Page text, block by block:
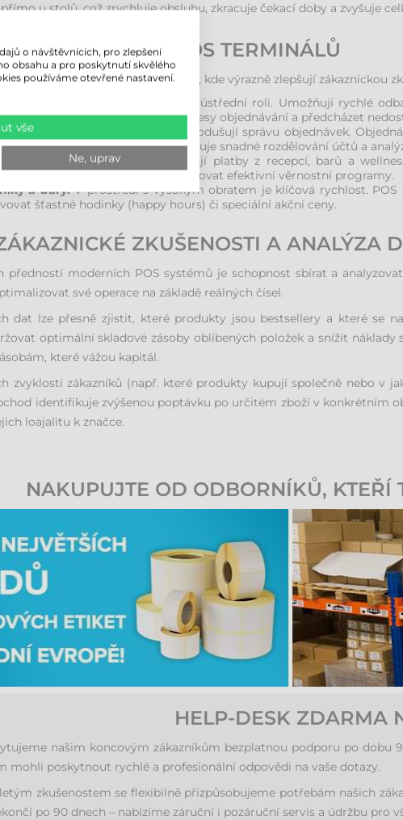
u stolů, což zrychluje obsluhu, zkracuje čekací doby a zvyšuje
VYUŽITÍ POS TERMINÁLŮ
uplatnění v mnoha odvětvích, kde výrazně zlepšují zákaznickou
V prodejnách hrají POS systémy ústřední roli. Umožňují rychlé
manažerům optimalizovat procesy objednávání a předcházet
V restauracích a kavárnách zjednodušují správu objednávek.
chyby. Systém také umožňuje snadné rozdělování účtů a
terminály v hotelech propojují platby z recepcí, barů a
preference hostů a budovat efektivní věrnostní programy.
a bary:V prostředí s vysokým obratem je klíčová rychlost.
šťastné hodinky (happy hours) či speciální akční ceny.
ZKUŠENOSTI A ANALÝZA
předností moderních POS systémů je schopnost sbírat a
své operace na základě reálných čísel.
dat lze přesně zjistit, které produkty jsou bestsellery a které se
optimální skladové zásoby oblíbených položek a snížit
které vážou kapitál.
zvyklostí zákazníků (např. které produkty kupují společně nebo v
identifikuje zvýšenou poptávku po určitém zboží v konkrétním
loajalitu k značce.
NAKUPUJTE OD ODBORNÍKŮ, KTEŘÍ
HELP-DESK ZDARMA
našim koncovým zákazníkům bezplatnou podporu po dobu
mohli poskytnout rychlé a profesionální odpovědi na vaše dotazy.
zkušenostem se flexibilně přizpůsobujeme potřebám našich
po 90 dnech – nabízíme záruční i pozáruční servis a údržbu pro
o návštěvnících, pro zlepšení
obsahu a pro poskytnutí skvělého
používáme otevřené nastavení.
vše
Ne, uprav